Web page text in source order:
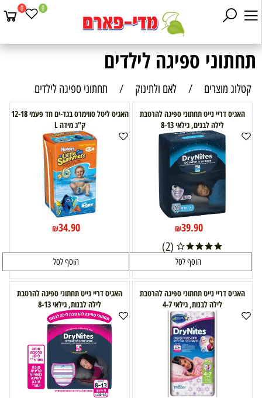
0 0
תחתוני ספיגה לילדים
קטלוג מוצרים / לאם ולתינוק / תחתוני ספיגה לילדים
האגיס דריי נייט תחתוני ספיגה להרטבת
לילה לבנים, גילאי 8-13
₪39.90
(2)
הוסף לסל
האגיס ליטל סווימרס בגד-ים חד פעמי 12-18
ק"ג מידה L
₪34.90
הוסף לסל
האגיס דריי נייט תחתוני ספיגה להרטבת
לילה לבנות, גילאי 4-7
האגיס דריי נייט תחתוני ספיגה להרטבת
לילה לבנות, גילאי 8-13